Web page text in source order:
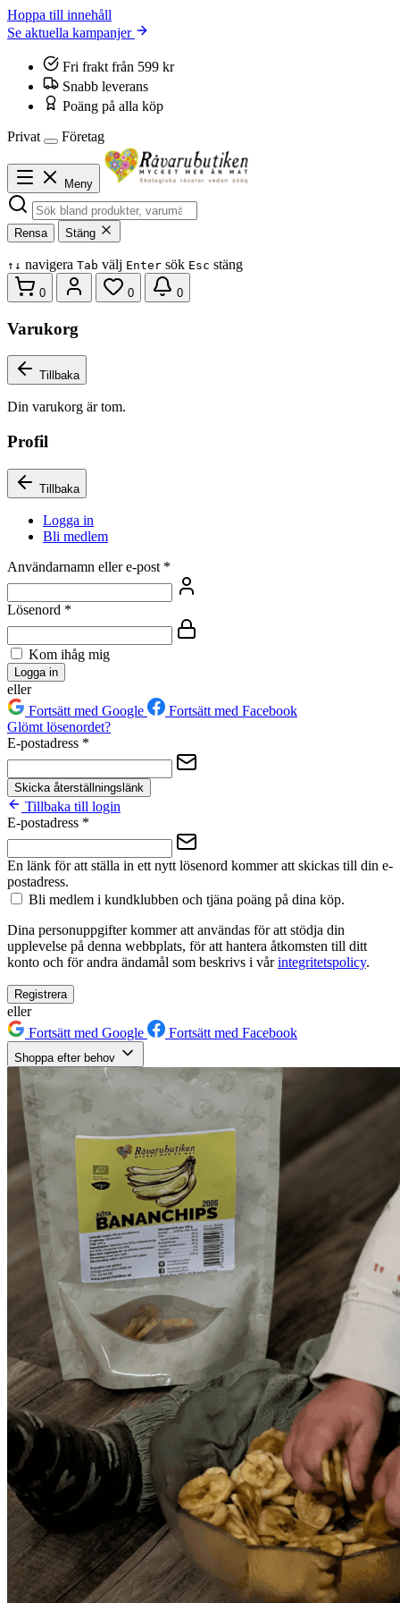
Hoppa till innehåll
Se aktuella kampanjer
Fri frakt från 599 kr
Snabb leverans
Poäng på alla köp
Privat
Företag
Meny
Rensa Stäng
↑ ↓ navigera Tab välj Enter sök Esc stäng
0 0 0
Varukorg
Tillbaka
Din varukorg är tom.
Profil
Tillbaka
Logga in
Bli medlem
Användarnamn eller e-post *
Lösenord *
Kom ihåg mig
Logga in
eller
Fortsätt med Google
Fortsätt med Facebook
Glömt lösenordet?
E-postadress *
Skicka återställningslänk
Tillbaka till login
E-postadress *
En länk för att ställa in ett nytt lösenord kommer att skickas till din e-
postadress.
Bli medlem i kundklubben och tjäna poäng på dina köp.
Dina personuppgifter kommer att användas för att stödja din
upplevelse på denna webbplats, för att hantera åtkomsten till ditt
konto och för andra ändamål som beskrivs i vårintegritetspolicy.
Registrera
eller
Fortsätt med Google
Fortsätt med Facebook
Shoppa efter behov